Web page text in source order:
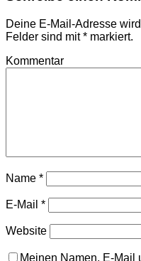
Deine E-Mail-Adresse
Felder sind mit* markiert.
Kommentar
Name *
E-Mail *
Website
Meinen Namen, E-Mail